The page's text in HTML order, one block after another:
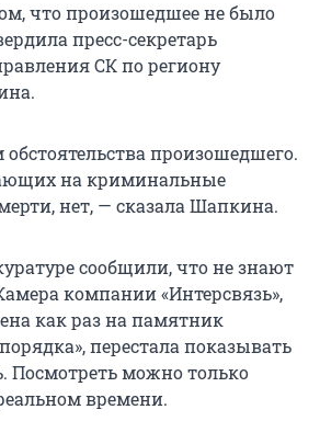
что произошедшее не было
пресс-секретарь
СК по региону
произошедшего.
на криминальные
нет, — сказала Шапкина.
сообщили, что не знают
компании «Интерсвязь»,
как раз на памятник
перестала показывать
Посмотреть можно только
времени.